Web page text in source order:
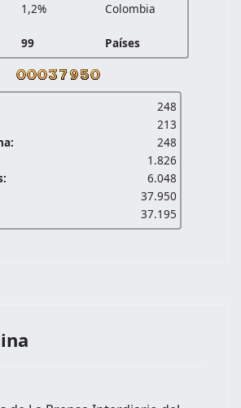
1,2%
Colombia
99 Países
248
213
248
1.826
6.048
37.950
37.195